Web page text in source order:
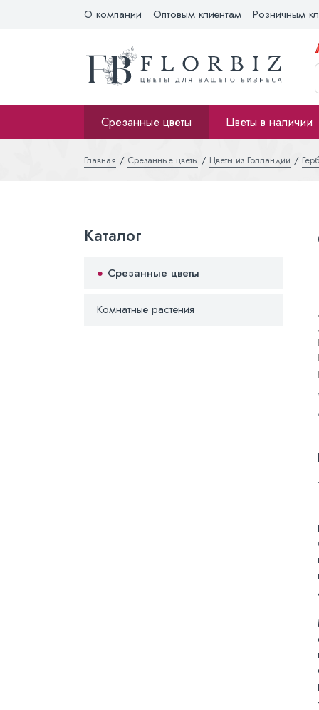
О компании Оптовым клиентам Розничным
Срезанные цветы Цветы в наличии
Главная Срезанные цветы Цветы из Голландии
Каталог
Срезанные цветы
Комнатные растения